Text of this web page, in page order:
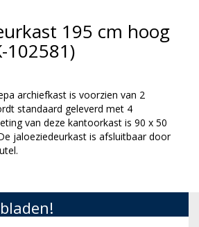
195 cm hoog
102581)
archiefkast is voorzien van 2
standaard geleverd met 4
van deze kantoorkast is 90 x 50
jaloeziedeurkast is afsluitbaar door